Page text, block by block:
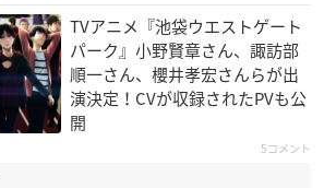
TVアニメ『池袋ウエストゲート
パーク』小野賢章さん、諏訪部
順一さん、櫻井孝宏さんらが出
演決定！CVが収録されたPVも公
開
5コメント